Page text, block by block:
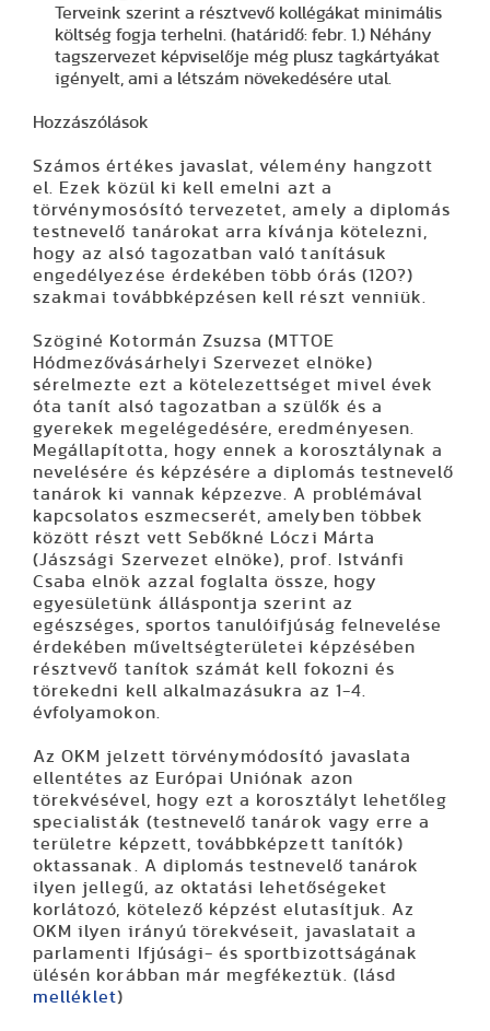
Terveink szerint a résztvevő kollégákat minimális
költség fogja terhelni. (határidő: febr. 1.) Néhány
tagszervezet képviselője még plusz tagkártyákat
igényelt, ami a létszám növekedésére utal.
Hozzászólások
Számos értékes javaslat, vélemény hangzott
el. Ezek közül ki kell emelni azt a
törvénymosósító tervezetet, amely a diplomás
testnevelő tanárokat arra kívánja kötelezni,
hogy az alsó tagozatban való tanításuk
engedélyezése érdekében több órás (120?)
szakmai továbbképzésen kell részt venniük.
Szöginé Kotormán Zsuzsa (MTTOE
Hódmezővásárhelyi Szervezet elnöke)
sérelmezte ezt a kötelezettséget mivel évek
óta tanít alsó tagozatban a szülők és a
gyerekek megelégedésére, eredményesen.
Megállapította, hogy ennek a korosztálynak a
nevelésére és képzésére a diplomás testnevelő
tanárok ki vannak képzezve. A problémával
kapcsolatos eszmecserét, amelyben többek
között részt vett Sebőkné Lóczi Márta
(Jászsági Szervezet elnöke), prof. Istvánfi
Csaba elnök azzal foglalta össze, hogy
egyesületünk álláspontja szerint az
egészséges, sportos tanulóifjúság felnevelése
érdekében műveltségterületei képzésében
résztvevő tanítok számát kell fokozni és
törekedni kell alkalmazásukra az 1-4.
évfolyamokon.
Az OKM jelzett törvénymódosító javaslata
ellentétes az Európai Uniónak azon
törekvésével, hogy ezt a korosztályt lehetőleg
specialisták (testnevelő tanárok vagy erre a
területre képzett, továbbképzett tanítók)
oktassanak. A diplomás testnevelő tanárok
ilyen jellegű, az oktatási lehetőségeket
korlátozó, kötelező képzést elutasítjuk. Az
OKM ilyen irányú törekvéseit, javaslatait a
parlamenti Ifjúsági- és sportbizottságának
ülésén korábban már megfékeztük. (lásd
melléklet)